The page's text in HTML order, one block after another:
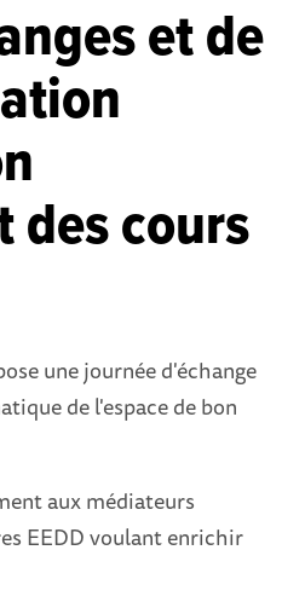
et de
cours
une journée d'échange
de l'espace de bon
aux médiateurs
EEDD voulant enrichir